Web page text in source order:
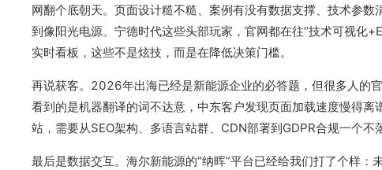
网翻个底朝天。页面设计糙不糙、案例有没有数据支撑、技术参
到像阳光电源、宁德时代这些头部玩家，官网都在往“技术可视
实时看板，这些不是炫技，而是在降低决策门槛。
再说获客。2026年出海已经是新能源企业的必答题，但很多人的
看到的是机器翻译的词不达意，中东客户发现页面加载速度慢得
站，需要从SEO架构、多语言站群、CDN部署到GDPR合规一个不
最后是数据交互。海尔新能源的“纳晖”平台已经给我们打了个样